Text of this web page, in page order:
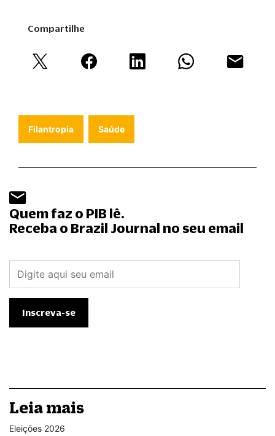
Compartilhe
Filantropia Saúde
Quem faz o PIB lê.
Receba o Brazil Journal no seu email
Leia mais
Eleições 2026